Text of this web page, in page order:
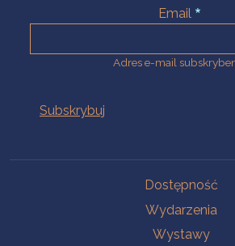
Email
Adres e-mail
Dostępność
Wydarzenia
Wystawy